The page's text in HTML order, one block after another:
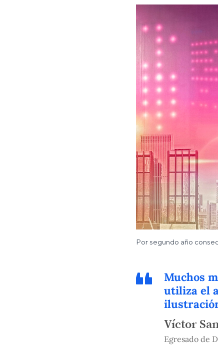
Por segundo año
Muchos
utiliza el
Víctor
Egresado de